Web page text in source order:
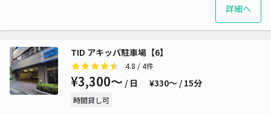
詳細へ
TID アキッパ駐車場【6】
4.8 / 4件
¥3,300〜 / 日 ¥330〜 / 15分
時間貸し可